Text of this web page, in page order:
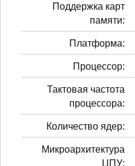
Поддержка карт
памяти:
Платформа:
Процессор:
Тактовая частота
процессора:
Количество ядер:
Микроархитектура
ЦПУ: